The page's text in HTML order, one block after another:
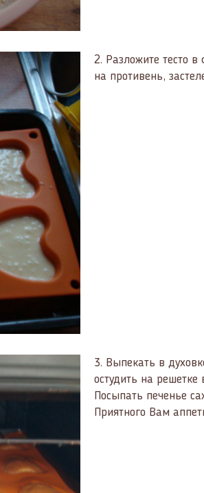
2. Разложите тесто
на противень,
3. Выпекать в
остудить на
Посыпать печенье
Приятного Вам